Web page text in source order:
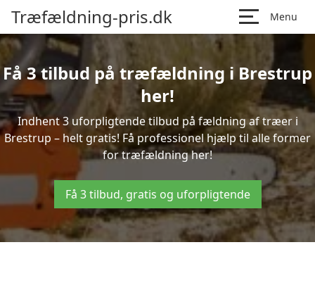
Træfældning-pris.dk Menu
Få 3 tilbud på træfældning i Brestrup
her!
Indhent 3 uforpligtende tilbud på fældning af træer i
Brestrup – helt gratis! Få professionel hjælp til alle former
for træfældning her!
Få 3 tilbud, gratis og uforpligtende